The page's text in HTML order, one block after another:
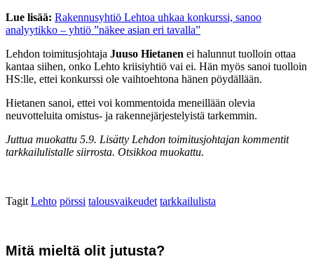
Lue lisää: Rakennus­yhtiö Lehtoa uhkaa konkurssi, sanoo
analyytikko – yhtiö ”näkee asian eri tavalla”
Lehdon toimitusjohtaja Juuso Hietanen ei halunnut tuolloin ottaa
kantaa siihen, onko Lehto kriisiyhtiö vai ei. Hän myös sanoi tuolloin
HS:lle, ettei konkurssi ole vaihtoehtona hänen pöydällään.
Hietanen sanoi, ettei voi kommentoida meneillään olevia
neuvotteluita omistus- ja rakennejärjestelyistä tarkemmin.
Juttua muokattu 5.9. Lisätty Lehdon toimitusjohtajan kommentit
tarkkailulistalle siirrosta. Otsikkoa muokattu.
Tagit Lehto pörssi talousvaikeudet tarkkailulista
Mitä mieltä olit jutusta?